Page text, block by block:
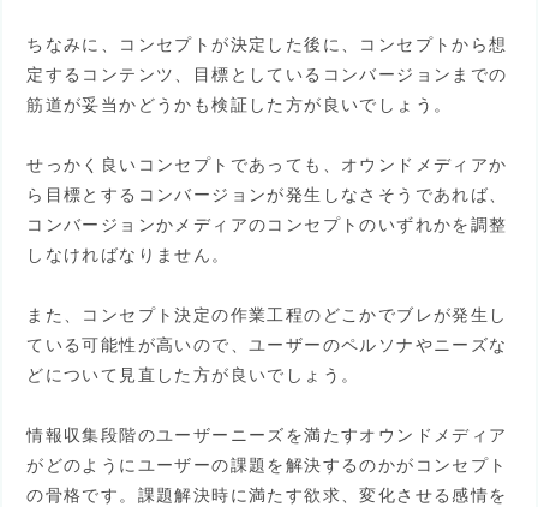
ちなみに、コンセプトが決定した後に、コンセプトから想
定するコンテンツ、目標としているコンバージョンまでの
筋道が妥当かどうかも検証した方が良いでしょう。
せっかく良いコンセプトであっても、オウンドメディアか
ら目標とするコンバージョンが発生しなさそうであれば、
コンバージョンかメディアのコンセプトのいずれかを調整
しなければなりません。
また、コンセプト決定の作業工程のどこかでブレが発生し
ている可能性が高いので、ユーザーのペルソナやニーズな
どについて見直した方が良いでしょう。
情報収集段階のユーザーニーズを満たすオウンドメディア
がどのようにユーザーの課題を解決するのかがコンセプト
の骨格です。課題解決時に満たす欲求、変化させる感情を